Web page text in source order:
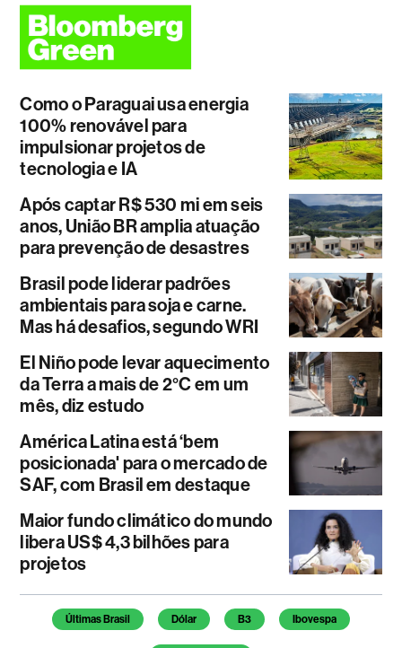
Como o Paraguai usa energia
100% renovável para
impulsionar projetos de
tecnologia e IA
Após captar R$ 530 mi em seis
anos, União BR amplia atuação
para prevenção de desastres
Brasil pode liderar padrões
ambientais para soja e carne.
Mas há desafios, segundo WRI
El Niño pode levar aquecimento
da Terra a mais de 2°C em um
mês, diz estudo
América Latina está ‘bem
posicionada' para o mercado de
SAF, com Brasil em destaque
Maior fundo climático do mundo
libera US$ 4,3 bilhões para
projetos
Temas deste artigo
Últimas Brasil Dólar B3 Ibovespa